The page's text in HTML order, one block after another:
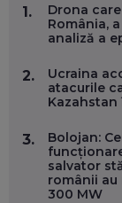
SE
EP.
EP.
1.
Drona
România,
analiză a
2.
Ucraina
atacurile
Kazahstan
3.
Bolojan:
salvator
românii au
300 MW